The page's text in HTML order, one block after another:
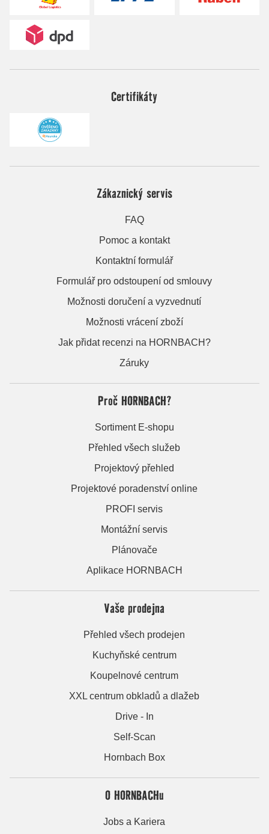
Certifikáty
Zákaznický servis
FAQ
Pomoc a kontakt
Kontaktní formulář
Formulář pro odstoupení od smlouvy
Možnosti doručení a vyzvednutí
Možnosti vrácení zboží
Jak přidat recenzi na HORNBACH?
Záruky
Proč HORNBACH?
Sortiment E-shopu
Přehled všech služeb
Projektový přehled
Projektové poradenství online
PROFI servis
Montážní servis
Plánovače
Aplikace HORNBACH
Vaše prodejna
Přehled všech prodejen
Kuchyňské centrum
Koupelnové centrum
XXL centrum obkladů a dlažeb
Drive - In
Self-Scan
Hornbach Box
O HORNBACHu
Jobs a Kariera